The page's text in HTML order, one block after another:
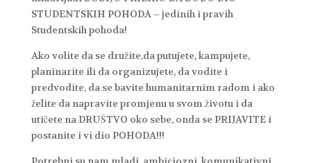
STUDENTSKIH POHODA – jedinih i pravih
Studentskih pohoda!
Ako volite da se družite,da putujete, kampujete,
planinarite ili da organizujete, da vodite i
predvodite, da se bavite humanitarnim radom i ako
želite da napravite promjenu u svom životu i da
utičete na DRUŠTVO oko sebe, onda se PRIJAVITE i
postanite i vi dio POHODA!!!